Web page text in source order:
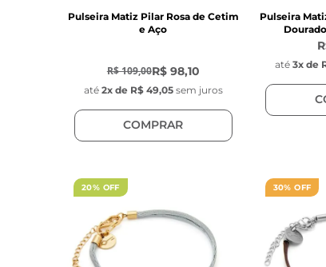
Pulseira Matiz Pilar Rosa de Cetim
e Aço
R$ 109,00R$ 98,10
até 2x de R$ 49,05 sem juros
COMPRAR
Pulseira
até 3x de
20% OFF 30% OFF